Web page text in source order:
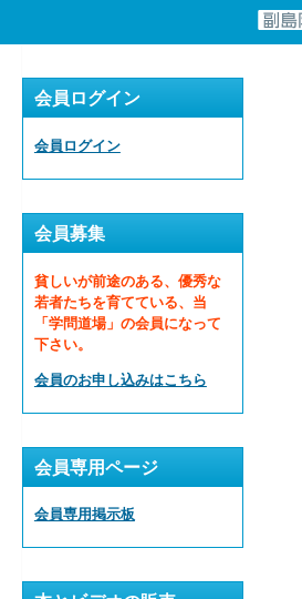
会員ログイン
会員ログイン
会員募集
貧しいが前途のある、優秀な
若者たちを育てている、当
「学問道場」の会員になって
下さい。
会員のお申し込みはこちら
会員専用ページ
会員専用掲示板